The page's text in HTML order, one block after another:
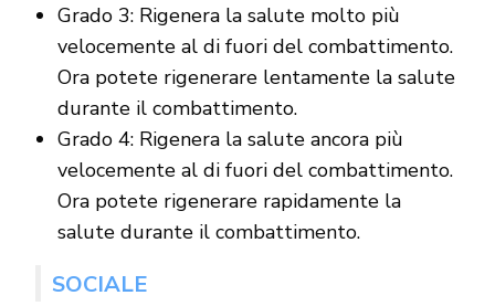
Grado 3: Rigenera la salute molto più
velocemente al di fuori del combattimento.
Ora potete rigenerare lentamente la salute
durante il combattimento.
Grado 4: Rigenera la salute ancora più
velocemente al di fuori del combattimento.
Ora potete rigenerare rapidamente la
salute durante il combattimento.
SOCIALE